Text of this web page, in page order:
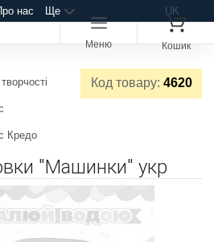
нас Ще UK
Меню Кошик
Код товару: 4620
Кредо
"Машинки" укр